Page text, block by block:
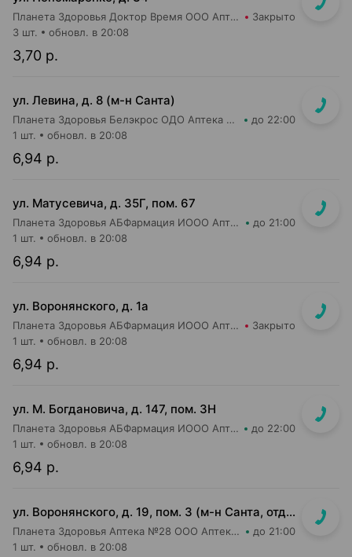
Планета Здоровья Доктор Время ООО Аптека №53 Закрыто
3,70 р.
3 шт. обновл. в 20:08
ул. Левина, д. 8 (м-н Санта)
Планета Здоровья Белэкрос ОДО Аптека №5 до 22:00
6,94 р.
1 шт. обновл. в 20:08
ул. Матусевича, д. 35Г, пом. 67
Планета Здоровья АБФармация ИООО Аптека №21 до 21:00
6,94 р.
1 шт. обновл. в 20:08
ул. Воронянского, д. 1а
Планета Здоровья АБФармация ИООО Аптека №15 Закрыто
6,94 р.
1 шт. обновл. в 20:08
ул. М. Богдановича, д. 147, пом. 3Н
Планета Здоровья АБФармация ИООО Аптека №8 до 22:00
6,94 р.
1 шт. обновл. в 20:08
ул. Воронянского, д. 19, пом. 3 (м-н Санта, отдельный вход)
Планета Здоровья Аптека №28 ООО Аптека №9 до 21:00
1 шт. обновл. в 20:08